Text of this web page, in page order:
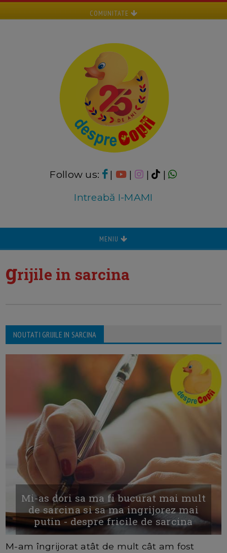
COMUNITATE
Follow us: | | |
|
Intreabă I-MAMI
MENIU
grijile in sarcina
NOUTATI GRIJILE IN SARCINA
Mi-as dori sa ma fi bucurat mai mult
de sarcina si sa ma ingrijorez mai
putin - despre fricile de sarcina
M-am îngrijorat atât de mult cât am fost